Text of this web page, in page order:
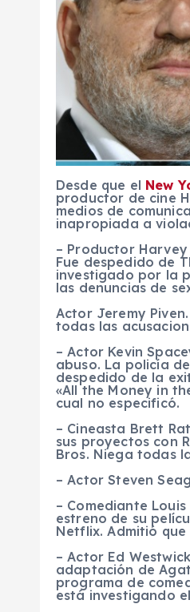
Desde que el New
productor de cine
medios de
inapropiada a
– Productor
Fue despedido de
investigado por la
las denuncias de
Actor Jeremy
todas las
– Actor Kevin
abuso. La policía
despedido de la
«All the Money in
cual no especificó.
– Cineasta Brett
sus proyectos con
Bros. Niega todas
– Actor Steven
– Comediante
estreno de su
Netflix. Admitió
– Actor Ed
adaptación de
programa de
está investigando